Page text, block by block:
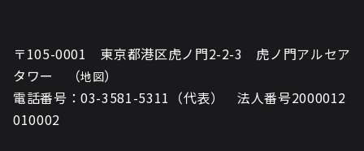
〒105-0001 東京都港区虎ノ門2-2-3 虎ノ門アルセア
タワー （地図）
電話番号：03-3581-5311（代表） 法人番号2000012
010002